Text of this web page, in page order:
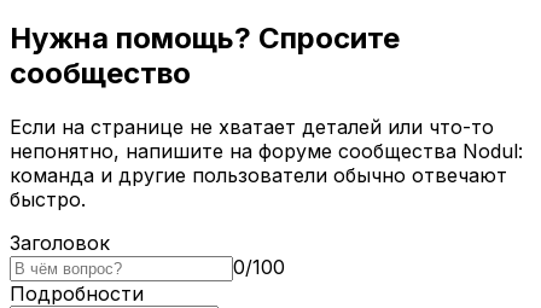
Нужна помощь? Спросите
сообщество
Если на странице не хватает деталей или что-то
непонятно, напишите на форуме сообщества Nodul:
команда и другие пользователи обычно отвечают
быстро.
Заголовок
0/100
Подробности